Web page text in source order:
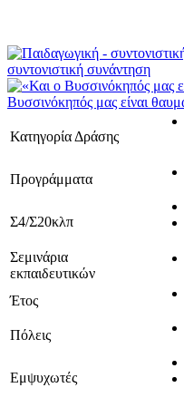
συντονιστική συνάντηση
Βυσσινόκηπός μας είναι
Κατηγορία Δράσης
Προγράμματα
Σ4/Σ20κλπ
Σεμινάρια
εκπαιδευτικών
Έτος
Πόλεις
Εμψυχωτές